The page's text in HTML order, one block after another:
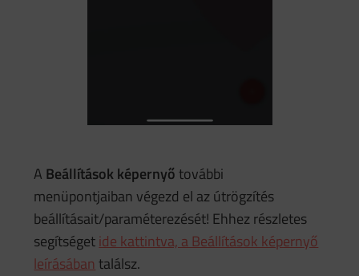
A Beállítások képernyőtovábbi
menüpontjaiban végezd el az útrögzítés
beállításait/paraméterezését! Ehhez részletes
segítségetide kattintva, a Beállítások képernyő
leírásában találsz.